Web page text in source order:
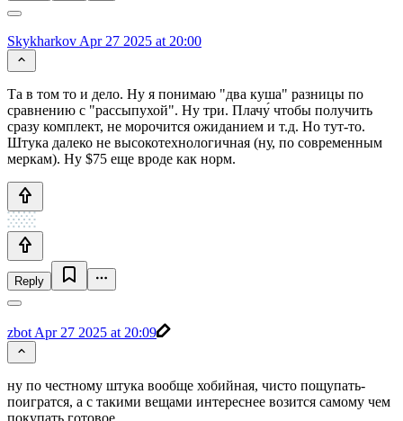
Skykharkov Apr 27 2025 at 20:00
Та в том то и дело. Ну я понимаю "два куша" разницы по
сравнению с "рассыпухой". Ну три. Плачу́ чтобы получить
сразу комплект, не морочится ожиданием и т.д. Но тут-то.
Штука далеко не высокотехнологичная (ну, по современным
меркам). Ну $75 еще вроде как норм.
Reply
zbot Apr 27 2025 at 20:09
ну по честному штука вообще хобийная, чисто пощупать-
поигратся, а с такими вещами интереснее возится самому чем
покупать готовое.